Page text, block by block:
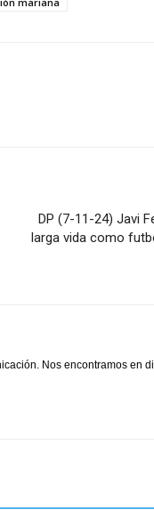
DP (7-11-24) Javi
larga vida como
Nos encontramos en